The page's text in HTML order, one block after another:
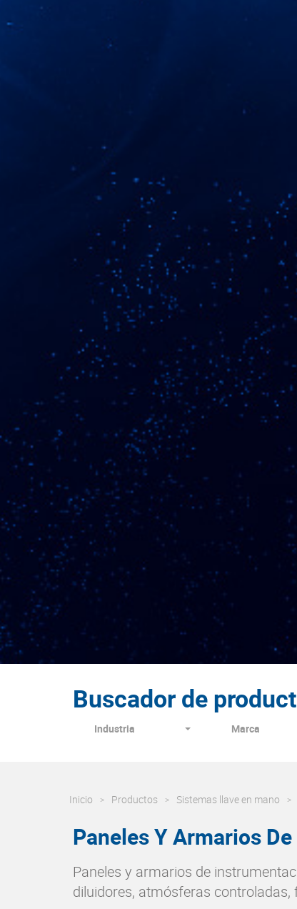
Buscador de
Industria Marca
Inicio Productos Sistemas llave en mano
Paneles Y Armarios
Paneles y armarios de
diluidores, atmósferas